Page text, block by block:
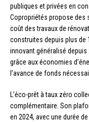
publiques et privées en
Copropriétés propose des
coût des travaux de
construites depuis plus de
innovant généralisé depuis
grâce aux économies
l’avance de fonds
L’éco-prêt à taux zéro
complémentaire. Son
en 2024, avec une durée